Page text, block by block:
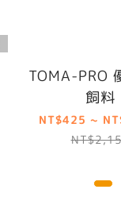
TOMA-PRO
飼料
NT$425 ~